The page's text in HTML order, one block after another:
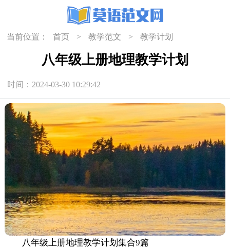
当前位置： 首页 > 教学范文 > 教学计划
八年级上册地理教学计划
时间：2024-03-30 10:29:42
八年级上册地理教学计划集合9篇